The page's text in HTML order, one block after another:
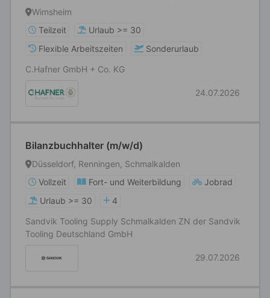
Wimsheim
Teilzeit
Urlaub >= 30
Flexible Arbeitszeiten
Sonderurlaub
C.Hafner GmbH + Co. KG
24.07.2026
Bilanzbuchhalter (m/w/d)
Düsseldorf, Renningen, Schmalkalden
Vollzeit
Fort- und Weiterbildung
Jobrad
Urlaub >= 30
4
Sandvik Tooling Supply Schmalkalden ZN der Sandvik
Tooling Deutschland GmbH
29.07.2026